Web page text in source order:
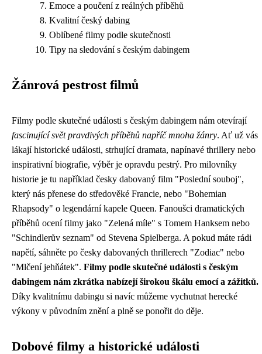
Emoce a poučení z reálných příběhů
Kvalitní český dabing
Oblíbené filmy podle skutečnosti
Tipy na sledování s českým dabingem
Žánrová pestrost filmů
Filmy podle skutečné události s českým dabingem nám otevírají
fascinující svět pravdivých příběhů napříč mnoha žánry. Ať už vás
lákají historické události, strhující dramata, napínavé thrillery nebo
inspirativní biografie, výběr je opravdu pestrý. Pro milovníky
historie je tu například česky dabovaný film "Poslední souboj",
který nás přenese do středověké Francie, nebo "Bohemian
Rhapsody" o legendární kapele Queen. Fanoušci dramatických
příběhů ocení filmy jako "Zelená míle" s Tomem Hanksem nebo
"Schindlerův seznam" od Stevena Spielberga. A pokud máte rádi
napětí, sáhněte po česky dabovaných thrillerech "Zodiac" nebo
"Mlčení jehňátek". Filmy podle skutečné události s českým
dabingem nám zkrátka nabízejí širokou škálu emocí a zážitků.
Díky kvalitnímu dabingu si navíc můžeme vychutnat herecké
výkony v původním znění a plně se ponořit do děje.
Dobové filmy a historické události